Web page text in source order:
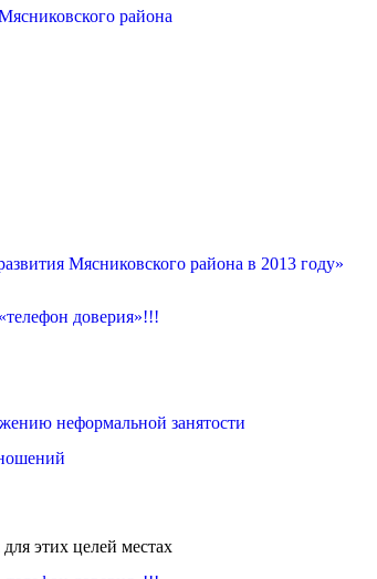
района
Мясниковского района в 2013 году»
доверия»!!!
неформальной занятости
этих целей местах